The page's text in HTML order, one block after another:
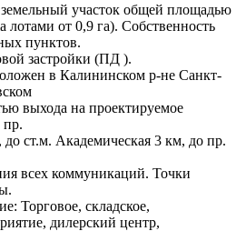
участок общей площадью
лотами от 0,9 га). Собственность
пунктов.
застройки (ПД ).
в Калининском р-не Санкт-
выхода на проектируемое
пр.
ст.м. Академическая 3 км, до пр.
всех коммуникаций. Точки
Торговое, складское,
дилерский центр,